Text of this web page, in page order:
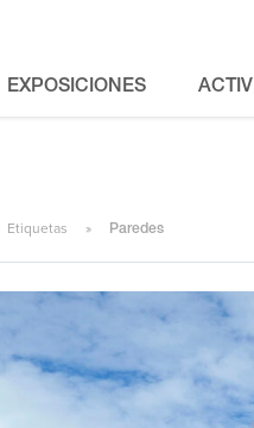
EXPOSICIONES
Etiquetas Paredes